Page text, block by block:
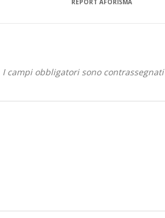
REPORT AFORISMA
I campi obbligatori sono contrassegnati